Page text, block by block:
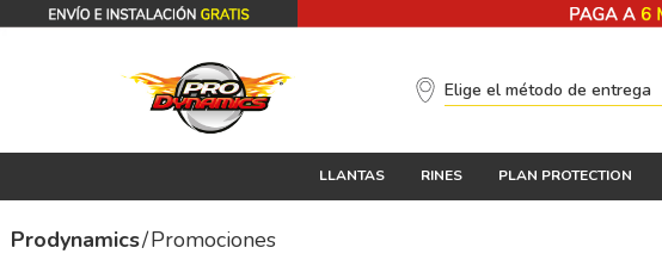
Elige el método de entrega
LLANTAS RINES PLAN PROTECTION
Promociones